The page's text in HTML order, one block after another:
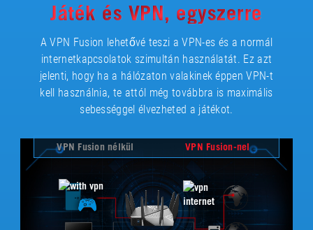
Játék és VPN, egyszerre
A VPN Fusion lehetővé teszi a VPN-es és a normál
internetkapcsolatok szimultán használatát. Ez azt
jelenti, hogy ha a hálózaton valakinek éppen VPN-t
kell használnia, te attól még továbbra is maximális
sebességgel élvezheted a játékot.
VPN Fusion nélkül VPN Fusion-nel